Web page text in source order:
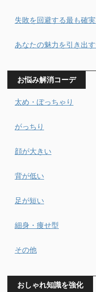
失敗を回避する最も確
あなたの魅力を引き出
お悩み解消コーデ
太め・ぽっちゃり
がっちり
顔が大きい
背が低い
足が短い
細身・痩せ型
その他
おしゃれ知識を強化